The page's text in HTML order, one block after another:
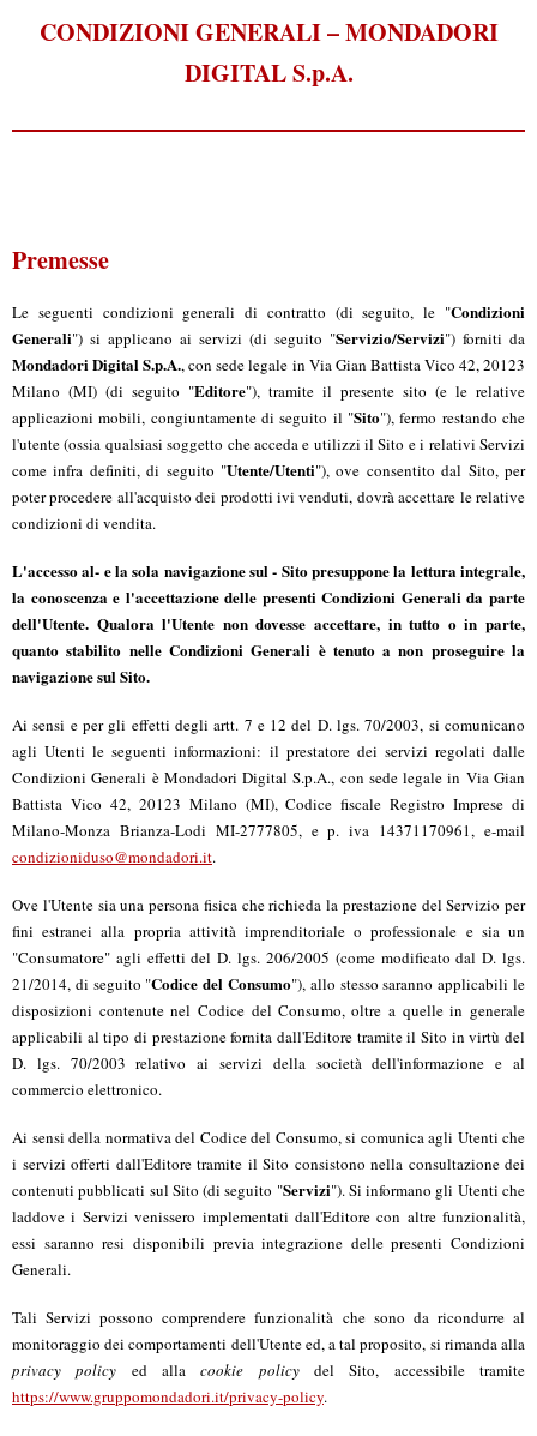
CONDIZIONI GENERALI – MONDADORI
DIGITAL S.p.A.
Premesse
Le seguenti condizioni generali di contratto (di seguito, le "Condizioni
Generali") si applicano ai servizi (di seguito "Servizio/Servizi") forniti da
Mondadori Digital S.p.A., con sede legale in Via Gian Battista Vico 42, 20123
Milano (MI) (di seguito "Editore"), tramite il presente sito (e le relative
applicazioni mobili, congiuntamente di seguito il "Sito"), fermo restando che
l'utente (ossia qualsiasi soggetto che acceda e utilizzi il Sito e i relativi Servizi
come infra definiti, di seguito "Utente/Utenti"), ove consentito dal Sito, per
poter procedere all'acquisto dei prodotti ivi venduti, dovrà accettare le relative
condizioni di vendita.
L'accesso al- e la sola navigazione sul - Sito presuppone la lettura integrale,
la conoscenza e l'accettazione delle presenti Condizioni Generali da parte
dell'Utente. Qualora l'Utente non dovesse accettare, in tutto o in parte,
quanto stabilito nelle Condizioni Generali è tenuto a non proseguire la
navigazione sul Sito.
Ai sensi e per gli effetti degli artt. 7 e 12 del D. lgs. 70/2003, si comunicano
agli Utenti le seguenti informazioni: il prestatore dei servizi regolati dalle
Condizioni Generali è Mondadori Digital S.p.A., con sede legale in Via Gian
Battista Vico 42, 20123 Milano (MI), Codice fiscale Registro Imprese di
Milano-Monza Brianza-Lodi MI-2777805, e p. iva 14371170961, e-mail
condizioniduso@mondadori.it.
Ove l'Utente sia una persona fisica che richieda la prestazione del Servizio per
fini estranei alla propria attività imprenditoriale o professionale e sia un
"Consumatore" agli effetti del D. lgs. 206/2005 (come modificato dal D. lgs.
21/2014, di seguito "Codice del Consumo"), allo stesso saranno applicabili le
disposizioni contenute nel Codice del Consumo, oltre a quelle in generale
applicabili al tipo di prestazione fornita dall'Editore tramite il Sito in virtù del
D. lgs. 70/2003 relativo ai servizi della società dell'informazione e al
commercio elettronico.
Ai sensi della normativa del Codice del Consumo, si comunica agli Utenti che
i servizi offerti dall'Editore tramite il Sito consistono nella consultazione dei
contenuti pubblicati sul Sito (di seguito "Servizi"). Si informano gli Utenti che
laddove i Servizi venissero implementati dall'Editore con altre funzionalità,
essi saranno resi disponibili previa integrazione delle presenti Condizioni
Generali.
Tali Servizi possono comprendere funzionalità che sono da ricondurre al
monitoraggio dei comportamenti dell'Utente ed, a tal proposito, si rimanda alla
privacy policy ed allacookie policydel Sito, accessibile tramite
https://www.gruppomondadori.it/privacy-policy.